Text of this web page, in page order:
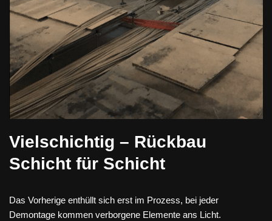
Vielschichtig – Rückbau
Schicht für Schicht
Das Vorherige enthüllt sich erst im Prozess, bei jeder
Demontage kommen verborgene Elemente ans Licht.